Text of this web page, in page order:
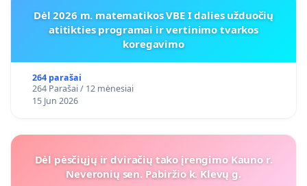
Dėl 2026 m. matematikos VBE I dalies užduočių
atitikties programai ir vertinimo tvarkos
koregavimo
264 parašai
264 Parašai / 12 mėnesiai
15 Jun 2026
Dėl pėsčiųjų ir dviračių tako įrengimo Kauno r.
Neveronių sen. Pabiržio k. Klevų g.